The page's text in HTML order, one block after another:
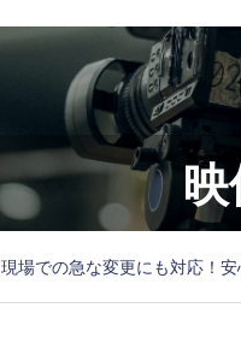
現場での急な変更にも対応！